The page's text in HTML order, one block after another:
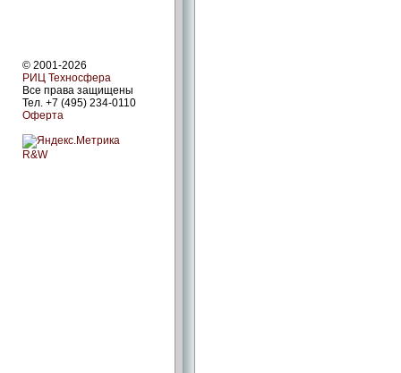
© 2001-2026
РИЦ Техносфера
Все права защищены
Тел. +7 (495) 234-0110
Оферта
R&W